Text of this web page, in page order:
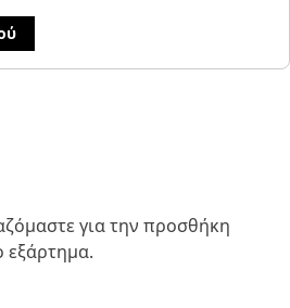
για την προσθήκη
εξάρτημα.